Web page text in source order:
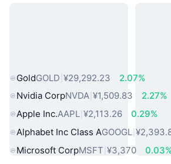
GoldGOLD ¥29,292.23
2.07%
Nvidia CorpNVDA ¥1,509.83
2.27%
Apple Inc.AAPL ¥2,113.26
0.29%
Alphabet Inc Class AGOOGL
Microsoft CorpMSFT ¥3,370